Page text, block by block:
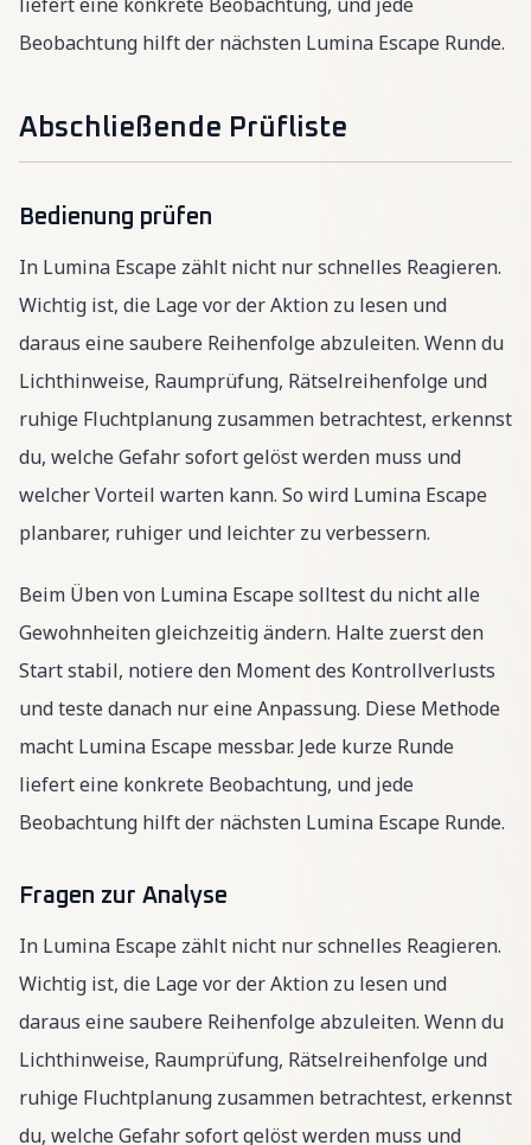
Beobachtung hilft der nächsten Lumina Escape Runde.
Abschließende Prüfliste
Bedienung prüfen
In Lumina Escape zählt nicht nur schnelles Reagieren.
Wichtig ist, die Lage vor der Aktion zu lesen und
daraus eine saubere Reihenfolge abzuleiten. Wenn du
Lichthinweise, Raumprüfung, Rätselreihenfolge und
ruhige Fluchtplanung zusammen betrachtest, erkennst
du, welche Gefahr sofort gelöst werden muss und
welcher Vorteil warten kann. So wird Lumina Escape
planbarer, ruhiger und leichter zu verbessern.
Beim Üben von Lumina Escape solltest du nicht alle
Gewohnheiten gleichzeitig ändern. Halte zuerst den
Start stabil, notiere den Moment des Kontrollverlusts
und teste danach nur eine Anpassung. Diese Methode
macht Lumina Escape messbar. Jede kurze Runde
liefert eine konkrete Beobachtung, und jede
Beobachtung hilft der nächsten Lumina Escape Runde.
Fragen zur Analyse
In Lumina Escape zählt nicht nur schnelles Reagieren.
Wichtig ist, die Lage vor der Aktion zu lesen und
daraus eine saubere Reihenfolge abzuleiten. Wenn du
Lichthinweise, Raumprüfung, Rätselreihenfolge und
ruhige Fluchtplanung zusammen betrachtest, erkennst
du, welche Gefahr sofort gelöst werden muss und